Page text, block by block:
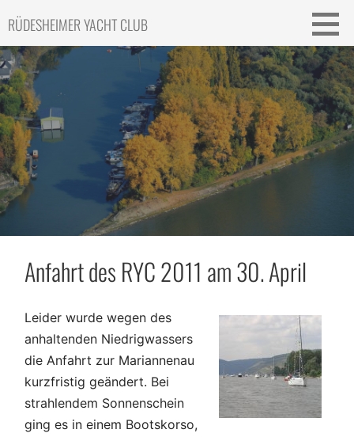
content
RÜDESHEIMER YACHT CLUB
Anfahrt des RYC 2011 am 30. April
Leider wurde wegen des
anhaltenden Niedrigwassers
die Anfahrt zur Mariannenau
kurzfristig geändert. Bei
strahlendem Sonnenschein
ging es in einem Bootskorso,